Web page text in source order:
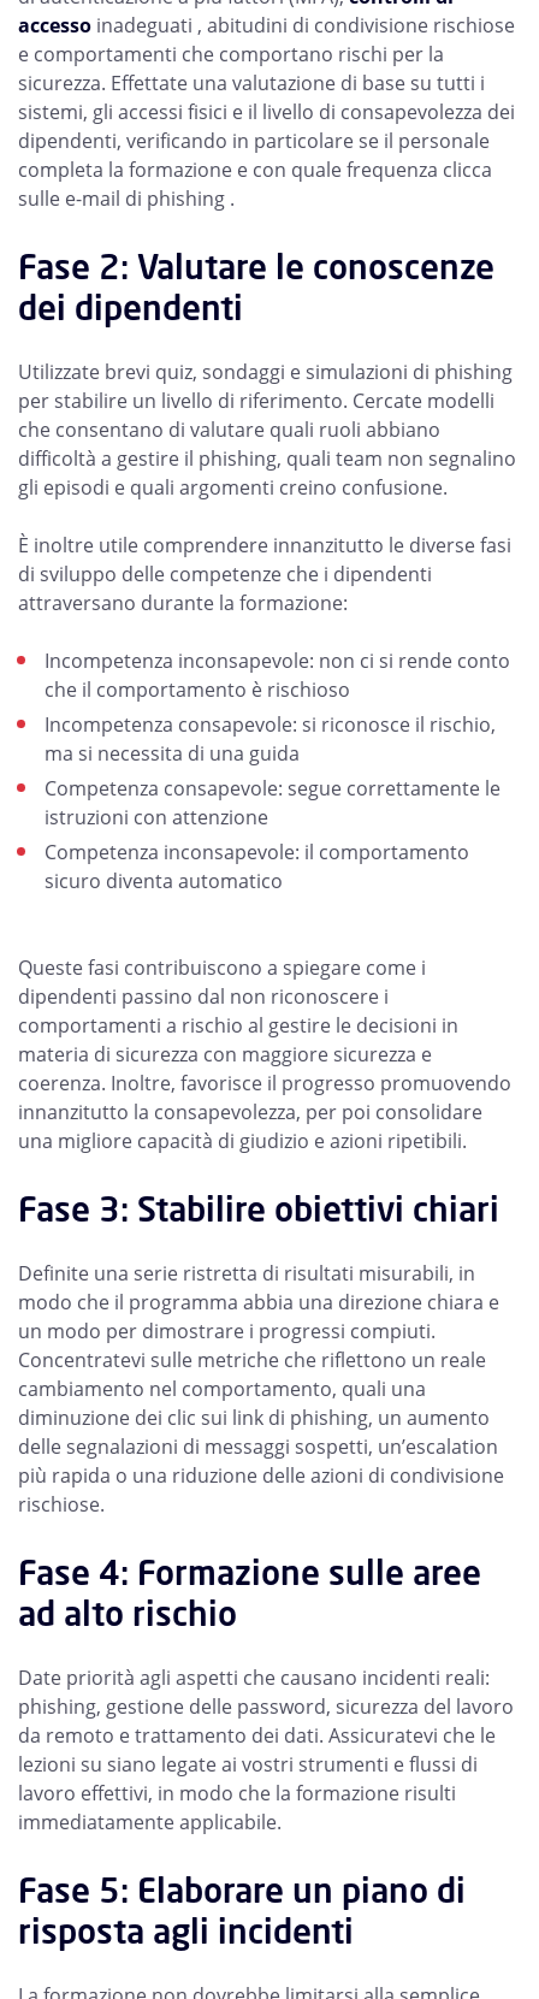
accesso inadeguati , abitudini di condivisione rischiose
e comportamenti che comportano rischi per la
sicurezza. Effettate una valutazione di base su tutti i
sistemi, gli accessi fisici e il livello di consapevolezza dei
dipendenti, verificando in particolare se il personale
completa la formazione e con quale frequenza clicca
sulle e-mail di phishing .
Fase 2: Valutare le conoscenze
dei dipendenti
Utilizzate brevi quiz, sondaggi e simulazioni di phishing
per stabilire un livello di riferimento. Cercate modelli
che consentano di valutare quali ruoli abbiano
difficoltà a gestire il phishing, quali team non segnalino
gli episodi e quali argomenti creino confusione.
È inoltre utile comprendere innanzitutto le diverse fasi
di sviluppo delle competenze che i dipendenti
attraversano durante la formazione:
Incompetenza inconsapevole: non ci si rende conto
che il comportamento è rischioso
Incompetenza consapevole: si riconosce il rischio,
ma si necessita di una guida
Competenza consapevole: segue correttamente le
istruzioni con attenzione
Competenza inconsapevole: il comportamento
sicuro diventa automatico
Queste fasi contribuiscono a spiegare come i
dipendenti passino dal non riconoscere i
comportamenti a rischio al gestire le decisioni in
materia di sicurezza con maggiore sicurezza e
coerenza. Inoltre, favorisce il progresso promuovendo
innanzitutto la consapevolezza, per poi consolidare
una migliore capacità di giudizio e azioni ripetibili.
Fase 3: Stabilire obiettivi chiari
Definite una serie ristretta di risultati misurabili, in
modo che il programma abbia una direzione chiara e
un modo per dimostrare i progressi compiuti.
Concentratevi sulle metriche che riflettono un reale
cambiamento nel comportamento, quali una
diminuzione dei clic sui link di phishing, un aumento
delle segnalazioni di messaggi sospetti, un’escalation
più rapida o una riduzione delle azioni di condivisione
rischiose.
Fase 4: Formazione sulle aree
ad alto rischio
Date priorità agli aspetti che causano incidenti reali:
phishing, gestione delle password, sicurezza del lavoro
da remoto e trattamento dei dati. Assicuratevi che le
lezioni su siano legate ai vostri strumenti e flussi di
lavoro effettivi, in modo che la formazione risulti
immediatamente applicabile.
Fase 5: Elaborare un piano di
risposta agli incidenti